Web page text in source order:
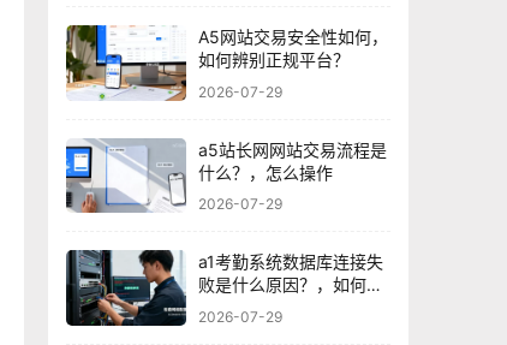
A5网站交易安全性如何，
如何辨别正规平台？
2026-07-29
a5站长网网站交易流程是
什么？，怎么操作
2026-07-29
a1考勤系统数据库连接失
败是什么原因？，如何解
决？
2026-07-29